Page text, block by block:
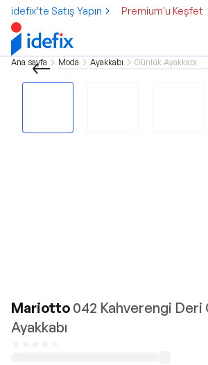
idefix’te Satış Yapın Premium'u Keşfet
Ana sayfa Moda Ayakkabı Günlük Ayakkabı
Mariotto 042 Kahverengi Deri
Ayakkabı